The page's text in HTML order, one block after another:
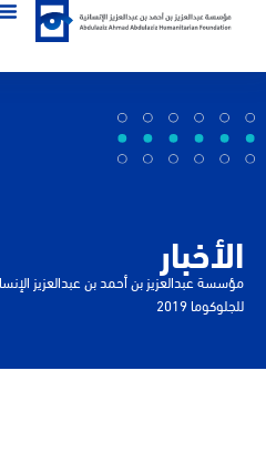
الأخبار
مؤسسة عبدالعزيز بن أحمد بن عبدالعزيز
للجلوكوما 2019